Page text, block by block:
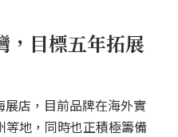
目標五年拓展
展店，目前品牌在海外實
地，同時也正積極籌備